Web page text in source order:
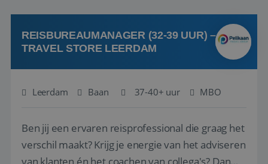
REISBUREAUMANAGER (32-39 UUR) –
TRAVEL STORE LEERDAM
Leerdam Baan 37-40+ uur MBO
Ben jij een ervaren reisprofessional die graag het
verschil maakt? Krijg je energie van het adviseren